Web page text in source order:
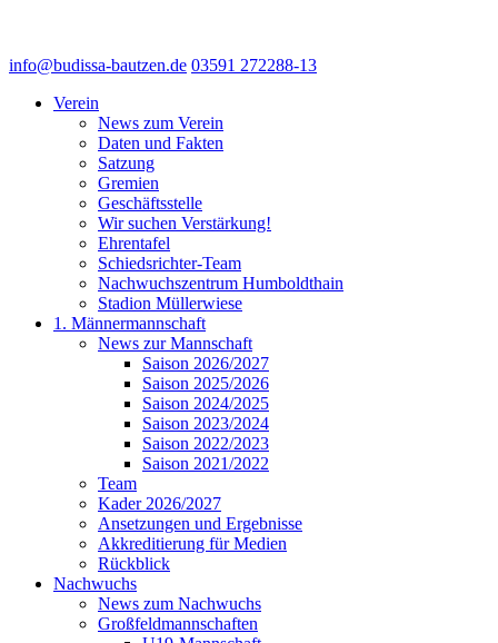
info@budissa-bautzen.de 03591 272288-13
Verein
News zum Verein
Daten und Fakten
Satzung
Gremien
Geschäftsstelle
Wir suchen Verstärkung!
Ehrentafel
Schiedsrichter-Team
Nachwuchszentrum Humboldthain
Stadion Müllerwiese
1. Männermannschaft
News zur Mannschaft
Saison 2026/2027
Saison 2025/2026
Saison 2024/2025
Saison 2023/2024
Saison 2022/2023
Saison 2021/2022
Team
Kader 2026/2027
Ansetzungen und Ergebnisse
Akkreditierung für Medien
Rückblick
Nachwuchs
News zum Nachwuchs
Großfeldmannschaften